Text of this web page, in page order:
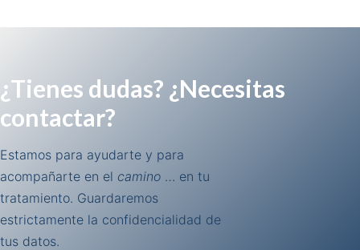
¿Tienes dudas? ¿Necesitas
contactar?
Estamos para ayudarte y para
acompañarte en el camino … en tu
tratamiento. Guardaremos
estrictamente la confidencialidad de
tus datos.